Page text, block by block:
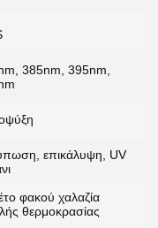
385nm, 395nm,
επικάλυψη, UV
φακού χαλαζία
θερμοκρασίας